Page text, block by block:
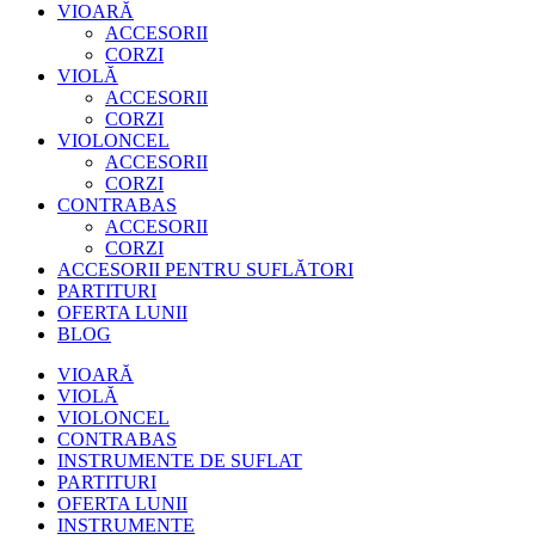
VIOARĂ
ACCESORII
CORZI
VIOLĂ
ACCESORII
CORZI
VIOLONCEL
ACCESORII
CORZI
CONTRABAS
ACCESORII
CORZI
ACCESORII PENTRU SUFLĂTORI
PARTITURI
OFERTA LUNII
BLOG
VIOARĂ
VIOLĂ
VIOLONCEL
CONTRABAS
INSTRUMENTE DE SUFLAT
PARTITURI
OFERTA LUNII
INSTRUMENTE